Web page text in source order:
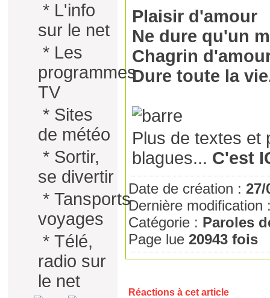
* L'info
sur le net
* Les
programmes
TV
* Sites
de météo
* Sortir,
se divertir
* Tansports
voyages
* Télé,
radio sur
le net
Plaisir d'amour
Ne dure qu'un
Chagrin
Dure toute la
Plus de textes et
blagues... C'est
Date de création : 27/
Dernière
Catégorie : Paroles
Page lue 20943 fois
Réactions à cet article